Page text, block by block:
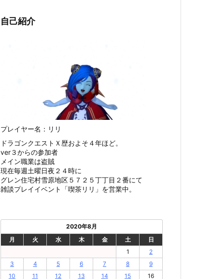
自己紹介
プレイヤー名：リリ
ドラゴンクエストＸ歴およそ４年ほど。
ver３からの参加者
メイン職業は盗賊
現在毎週土曜日夜２４時に
グレン住宅村雪原地区５７２５丁丁目２番にて
雑談プレイイベント「喫茶リリ」を営業中。
2020年8月
月
火 水 木 金 土
日
1
2
3
4 5 6 7 8
9
10
11 12 13 14 15
16